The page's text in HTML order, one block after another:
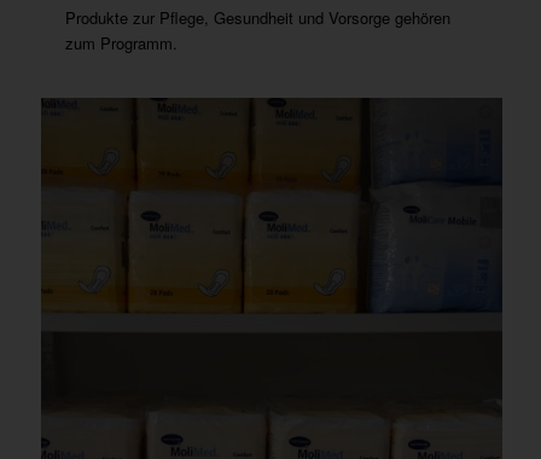
Produkte zur Pflege, Gesundheit und Vorsorge gehören
zum Programm.